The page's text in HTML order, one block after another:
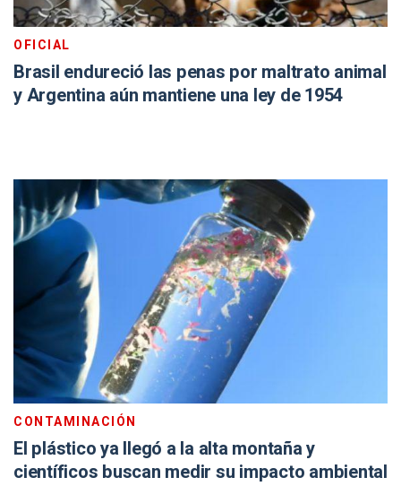
OFICIAL
Brasil endureció las penas por maltrato animal
y Argentina aún mantiene una ley de 1954
CONTAMINACIÓN
El plástico ya llegó a la alta montaña y
científicos buscan medir su impacto ambiental